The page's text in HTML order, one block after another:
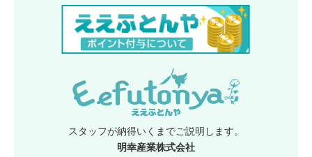
スタッフが納得いくまでご説明します。
明幸産業株式会社